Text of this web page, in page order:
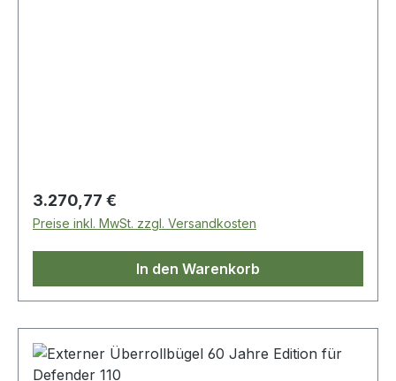
Regulärer Preis:
3.270,77 €
Preise inkl. MwSt. zzgl. Versandkosten
In den Warenkorb